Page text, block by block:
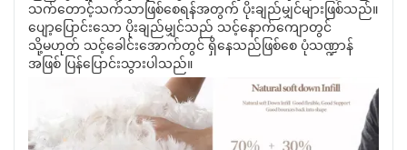
သက်တောင့်သက်သာဖြစ်စေရန်အတွက် ပိုးချည်မျှင်များဖြစ်သည်။
ပျော့ပြောင်းသော ပိုးချည်မျှင်သည် သင့်နောက်ကျောတွင်
သို့မဟုတ် သင့်ခေါင်းအောက်တွင် ရှိနေသည်ဖြစ်စေ ပုံသဏ္ဍာန်
အဖြစ် ပြန်ပြောင်းသွားပါသည်။